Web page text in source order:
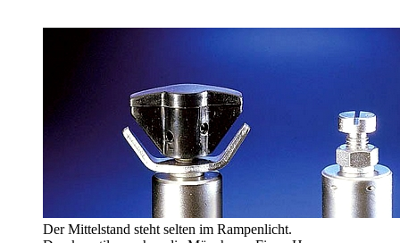
Der Mittelstand steht selten im Rampenlicht.